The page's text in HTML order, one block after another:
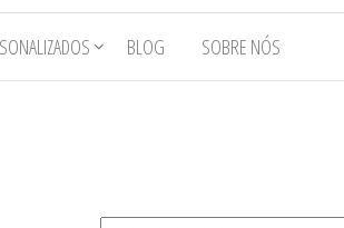
BLOG SOBRE NÓS